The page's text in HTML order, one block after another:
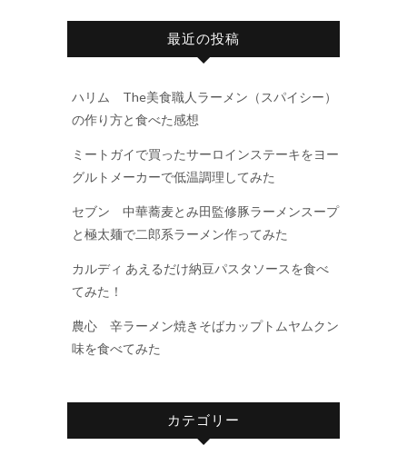
最近の投稿
ハリム The美食職人ラーメン（スパイシー）
の作り方と食べた感想
ミートガイで買ったサーロインステーキをヨー
グルトメーカーで低温調理してみた
セブン 中華蕎麦とみ田監修豚ラーメンスープ
と極太麺で二郎系ラーメン作ってみた
カルディ あえるだけ納豆パスタソースを食べ
てみた！
農心 辛ラーメン焼きそばカップトムヤムクン
味を食べてみた
カテゴリー